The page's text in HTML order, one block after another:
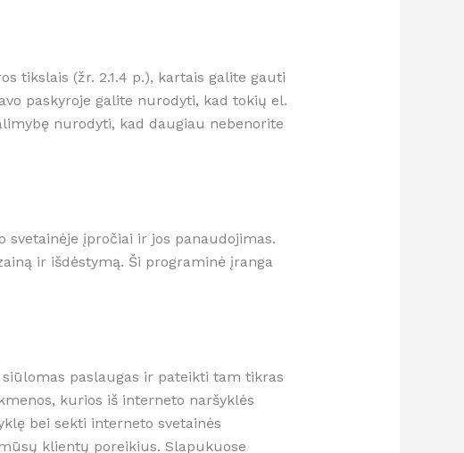
tikslais (žr. 2.1.4 p.), kartais galite gauti
paskyroje galite nurodyti, kad tokių el.
nurodyti, kad daugiau nebenorite
įpročiai ir jos panaudojimas.
ir išdėstymą. Ši programinė įranga
paslaugas ir pateikti tam tikras
kurios iš interneto naršyklės
bei sekti interneto svetainės
klientų poreikius. Slapukuose